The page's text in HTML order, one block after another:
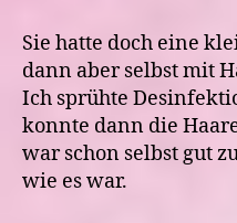
Sie hatte doch eine
dann aber selbst mit
Ich sprühte
konnte dann die
war schon selbst gut
wie es war.